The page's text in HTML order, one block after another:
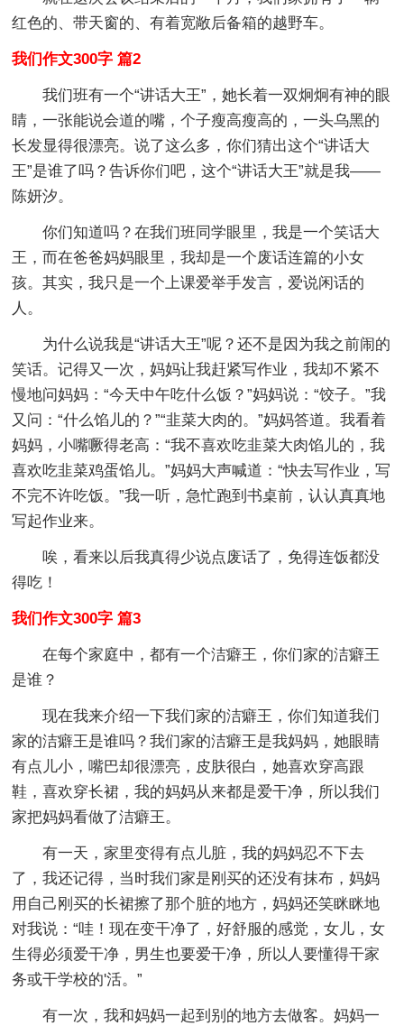
红色的、带天窗的、有着宽敞后备箱的越野车。
我们作文300字 篇2
我们班有一个“讲话大王”，她长着一双炯炯有神的眼
睛，一张能说会道的嘴，个子瘦高瘦高的，一头乌黑的
长发显得很漂亮。说了这么多，你们猜出这个“讲话大
王”是谁了吗？告诉你们吧，这个“讲话大王”就是我——
陈妍汐。
你们知道吗？在我们班同学眼里，我是一个笑话大
王，而在爸爸妈妈眼里，我却是一个废话连篇的小女
孩。其实，我只是一个上课爱举手发言，爱说闲话的
人。
为什么说我是“讲话大王”呢？还不是因为我之前闹的
笑话。记得又一次，妈妈让我赶紧写作业，我却不紧不
慢地问妈妈：“今天中午吃什么饭？”妈妈说：“饺子。”我
又问：“什么馅儿的？”“韭菜大肉的。”妈妈答道。我看着
妈妈，小嘴噘得老高：“我不喜欢吃韭菜大肉馅儿的，我
喜欢吃韭菜鸡蛋馅儿。”妈妈大声喊道：“快去写作业，写
不完不许吃饭。”我一听，急忙跑到书桌前，认认真真地
写起作业来。
唉，看来以后我真得少说点废话了，免得连饭都没
得吃！
我们作文300字 篇3
在每个家庭中，都有一个洁癖王，你们家的洁癖王
是谁？
现在我来介绍一下我们家的洁癖王，你们知道我们
家的洁癖王是谁吗？我们家的洁癖王是我妈妈，她眼睛
有点儿小，嘴巴却很漂亮，皮肤很白，她喜欢穿高跟
鞋，喜欢穿长裙，我的妈妈从来都是爱干净，所以我们
家把妈妈看做了洁癖王。
有一天，家里变得有点儿脏，我的妈妈忍不下去
了，我还记得，当时我们家是刚买的还没有抹布，妈妈
用自己刚买的长裙擦了那个脏的地方，妈妈还笑眯眯地
对我说：“哇！现在变干净了，好舒服的感觉，女儿，女
生得必须爱干净，男生也要爱干净，所以人要懂得干家
务或干学校的'活。”
有一次，我和妈妈一起到别的地方去做客。妈妈一